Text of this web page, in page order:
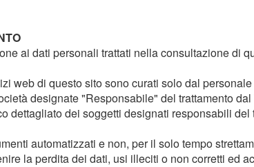
ai dati personali trattati nella consultazione di
web di questo sito sono curati solo dal
designate "Responsabile" del trattamento
dettagliato dei soggetti designati responsabili
automatizzati e non, per il solo tempo
la perdita dei dati, usi illeciti o non corretti ed